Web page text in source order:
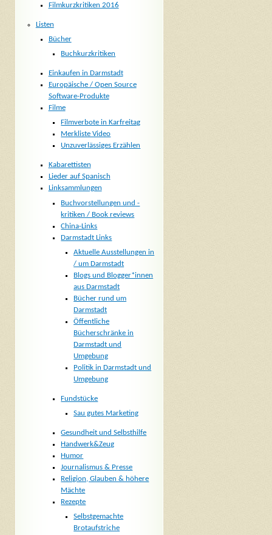
Filmkurzkritiken 2016
Listen
Bücher
Buchkurzkritiken
Einkaufen in Darmstadt
Europäische / Open Source
Software-Produkte
Filme
Filmverbote in Karfreitag
Merkliste Video
Unzuverlässiges Erzählen
Kabarettisten
Lieder auf Spanisch
Linksammlungen
Buchvorstellungen und -
kritiken / Book reviews
China-Links
Darmstadt Links
Aktuelle Ausstellungen in
/ um Darmstadt
Blogs und Blogger*innen
aus Darmstadt
Bücher rund um
Darmstadt
Öffentliche
Bücherschränke in
Darmstadt und
Umgebung
Politik in Darmstadt und
Umgebung
Fundstücke
Sau gutes Marketing
Gesundheit und Selbsthilfe
Handwerk&Zeug
Humor
Journalismus & Presse
Religion, Glauben & höhere
Mächte
Rezepte
Selbstgemachte
Brotaufstriche